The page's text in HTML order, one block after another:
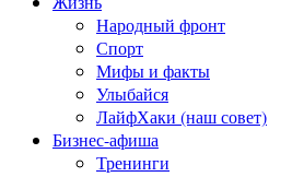
Народный фронт
Спорт
Мифы и факты
Улыбайся
ЛайфХаки (наш совет)
Бизнес-афиша
Тренинги